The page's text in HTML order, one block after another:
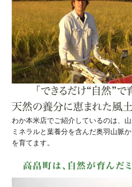
わか本米店でご紹介しているのは、
ミネラルと葉養分を含んだ奥羽山脈
を育てます。